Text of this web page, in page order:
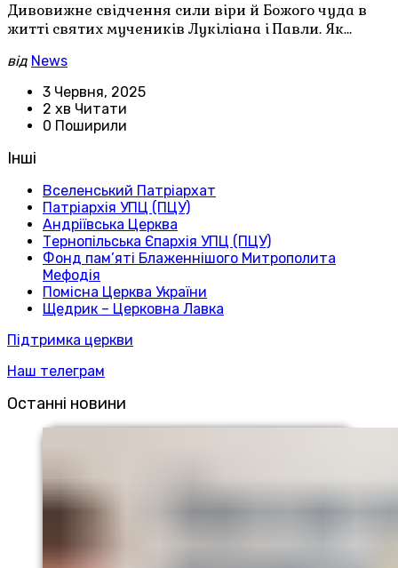
Дивовижне свідчення сили віри й Божого чуда в
житті святих мучеників Лукіліана і Павли. Як…
від News
3 Червня, 2025
2 хв Читати
0 Поширили
Інші
Вселенський Патріархат
Патріархія УПЦ (ПЦУ)
Андріївська Церква
Тернопільська Єпархія УПЦ (ПЦУ)
Фонд пам’яті Блаженнішого Митрополита
Мефодія
Помісна Церква України
Щедрик – Церковна Лавка
Підтримка церкви
Наш телеграм
Останні новини